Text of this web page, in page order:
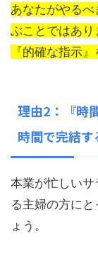
あなたがやる
ぶことではあり
『的確な指示
理由2：『時
時間で完結す
本業が忙しい
る主婦の方に
ょう。